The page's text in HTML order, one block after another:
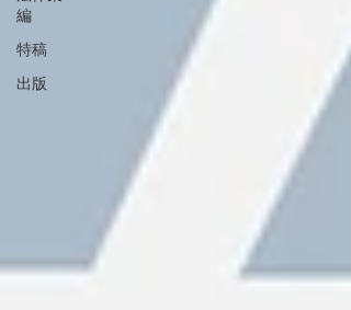
編
特稿
出版